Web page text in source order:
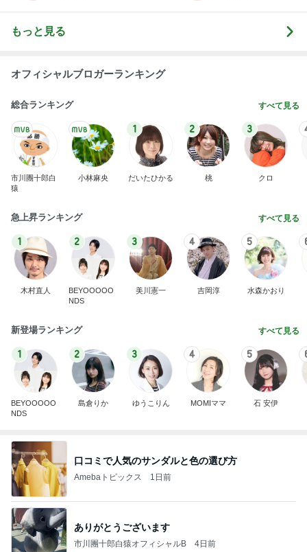
もっと見る
オフィシャルブロガーランキング
総合ランキング すべて見る
市川團十郎白
猿
小林麻央
1
だいたひかる
2
桃
3
クロ
急上昇ランキング すべて見る
1
木村直人
2
BEYOOOOO
NDS
3
美川憲一
4
吉岡淳
5
水森かおり
新登場ランキング すべて見る
1
BEYOOOOO
NDS
2
島倉りか
3
ゆうこりん
4
MOMIママ
5
石 安伊
口コミで人気のサンダルと色の選び方
Amebaトピックス 1日前
ありがとうございます
市川團十郎白猿オフィシャルB 4日前